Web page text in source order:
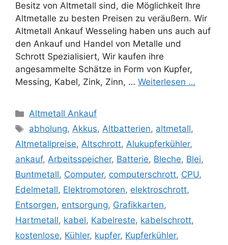
Besitz von Altmetall sind, die Möglichkeit Ihre
Altmetalle zu besten Preisen zu veräußern. Wir
Altmetall Ankauf Wesseling haben uns auch auf
den Ankauf und Handel von Metalle und
Schrott Spezialisiert, Wir kaufen ihre
angesammelte Schätze in Form von Kupfer,
Messing, Kabel, Zink, Zinn, … Weiterlesen …
Kategorien
Altmetall Ankauf
Schlagwörter
abholung,Akkus,Altbatterien, altmetall,
Altmetallpreise, Altschrott, Alukupferkühler,
ankauf, Arbeitsspeicher, Batterie, Bleche, Blei,
Buntmetall, Computer, computerschrott, CPU,
Edelmetall, Elektromotoren, elektroschrott,
Entsorgen, entsorgung, Grafikkarten,
Hartmetall, kabel, Kabelreste, kabelschrott,
kostenlose, Kühler, kupfer, Kupferkühler,